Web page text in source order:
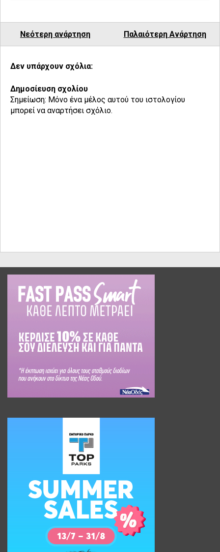
Νεότερη ανάρτηση Παλαιότερη Ανάρτηση
Δεν υπάρχουν σχόλια:
Δημοσίευση σχολίου
Σημείωση: Μόνο ένα μέλος αυτού του ιστολογίου
μπορεί να αναρτήσει σχόλιο.